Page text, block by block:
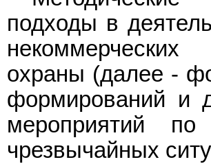
подходы в
охраны (далее -
формирований и
мероприятий
чрезвычайных